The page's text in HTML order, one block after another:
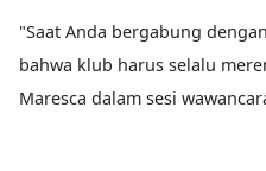
"Saat Anda bergabung
bahwa klub harus selalu
Maresca dalam sesi